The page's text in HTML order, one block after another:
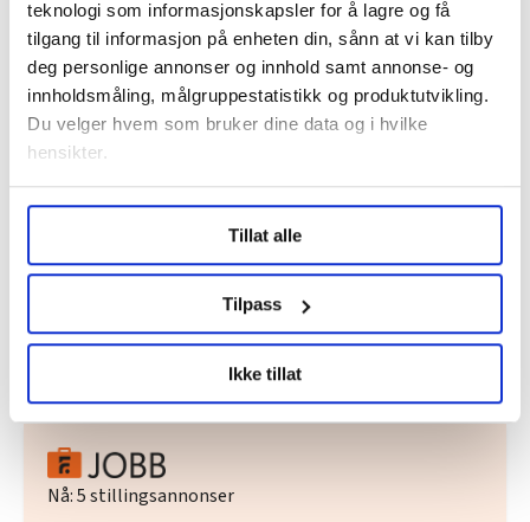
teknologi som informasjonskapsler for å lagre og få
tilgang til informasjon på enheten din, sånn at vi kan tilby
deg personlige annonser og innhold samt annonse- og
innholdsmåling, målgruppestatistikk og produktutvikling.
Du velger hvem som bruker dine data og i hvilke
hensikter.
Undermer infokan du lese om hvordan dine personlige
data behandles og hvordan du kan velge hvordan de skal
brukes. Du kan hele tiden endre eller trekke tilbake ditt
samtykke fra erklæringen om informasjonskapsler.
LO Medias publikasjoner frifagbevegelse.no, hk-nytt.no
og fontene.no bruker informasjonskapsler (cookies) for å
lære hvordan våre nettsider blir brukt slik at vi tilby
statistikk.
Vi deler bare informasjon om hvordan du bruker
Tillat alle
Tilpass
Ikke tillat
Dette er en sak fra
Vi skriver om de ansatte i staten og
virksomheter med statlig tilknytning.
Del artikkel
Nå:5stillingsannonser